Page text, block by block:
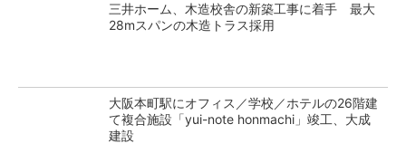
三井ホーム、木造校舎の新築工事に着手 最大
28mスパンの木造トラス採用
大阪本町駅にオフィス／学校／ホテルの26階建
て複合施設「yui-note honmachi」竣工、大成
建設